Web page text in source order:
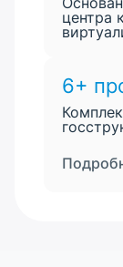
центра
6+